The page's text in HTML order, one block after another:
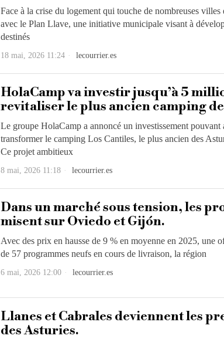
Face à la crise du logement qui touche de nombreuses
avec le Plan Llave, une initiative municipale visant à
destinés
18 mai, 2026 11:24 lecourrier.es
HolaCamp va investir jusqu’à 5
revitaliser le plus ancien camping
Le groupe HolaCamp a annoncé un investissement
transformer le camping Los Cantiles, le plus ancien des
Ce projet ambitieux
8 mai, 2026 11:18 lecourrier.es
Dans un marché sous tension, les
misent sur Oviedo et Gijón.
Avec des prix en hausse de 9 % en moyenne en 2025, une
de 57 programmes neufs en cours de livraison, la région
6 mai, 2026 12:00 lecourrier.es
Llanes et Cabrales deviennent les
des Asturies.